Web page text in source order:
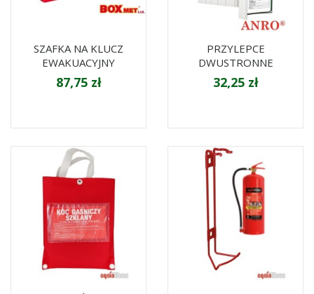
SZAFKA NA KLUCZ
EWAKUACYJNY
87,75 zł
PRZYLEPCE
DWUSTRONNE
32,25 zł